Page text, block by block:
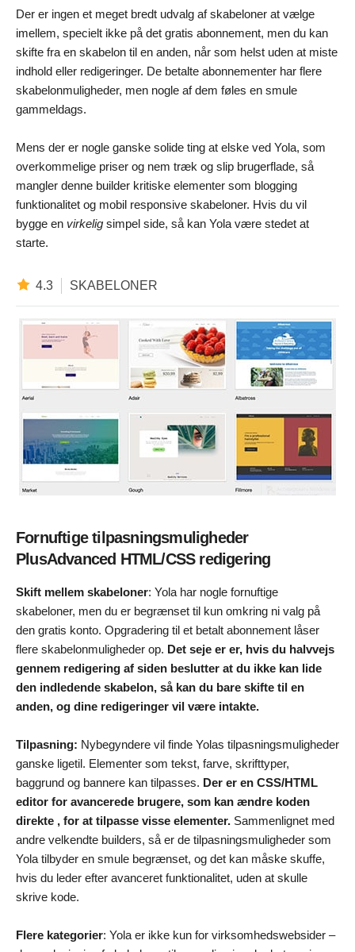
Der er ingen et meget bredt udvalg af skabeloner at vælge
imellem, specielt ikke på det gratis abonnement, men du kan
skifte fra en skabelon til en anden, når som helst uden at miste
indhold eller redigeringer. De betalte abonnementer har flere
skabelonmuligheder, men nogle af dem føles en smule
gammeldags.
Mens der er nogle ganske solide ting at elske ved Yola, som
overkommelige priser og nem træk og slip brugerflade, så
mangler denne builder kritiske elementer som blogging
funktionalitet og mobil responsive skabeloner. Hvis du vil
bygge en virkelig simpel side, så kan Yola være stedet at
starte.
4.3 SKABELONER
Fornuftige tilpasningsmuligheder
PlusAdvanced HTML/CSS redigering
Skift mellem skabeloner: Yola har nogle fornuftige
skabeloner, men du er begrænset til kun omkring ni valg på
den gratis konto. Opgradering til et betalt abonnement låser
flere skabelonmuligheder op. Det seje er er, hvis du halvvejs
gennem redigering af siden beslutter at du ikke kan lide
den indledende skabelon, så kan du bare skifte til en
anden, og dine redigeringer vil være intakte.
Tilpasning: Nybegyndere vil finde Yolas tilpasningsmuligheder
ganske ligetil. Elementer som tekst, farve, skrifttyper,
baggrund og bannere kan tilpasses. Der er en CSS/HTML
editor for avancerede brugere, som kan ændre koden
direkte , for at tilpasse visse elementer. Sammenlignet med
andre velkendte builders, så er de tilpasningsmuligheder som
Yola tilbyder en smule begrænset, og det kan måske skuffe,
hvis du leder efter avanceret funktionalitet, uden at skulle
skrive kode.
Flere kategorier: Yola er ikke kun for virksomhedswebsider –